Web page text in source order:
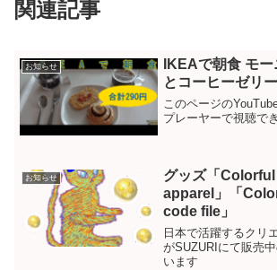
関連記事
お知らせ
IKEAで朝食 モ
とコーヒーゼリ
このページの
プレーヤーで視聴で
お知らせ
グッズ「
apparel」「
code file」
日本で活躍するクリ
がSUZURIにて販売
います